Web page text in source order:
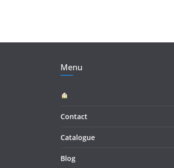
Menu
Contact
Catalogue
Blog